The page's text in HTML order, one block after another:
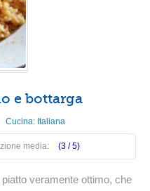
e bottarga
Cucina: Italiana
media: (3 /5)
veramente ottimo, che